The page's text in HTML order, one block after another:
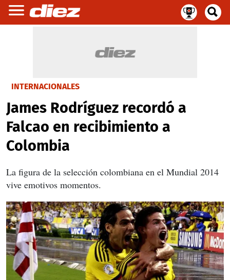
INTERNACIONALES
James Rodríguez recordó a
Falcao en recibimiento a
Colombia
La figura de la selección colombiana en el Mundial 2014
vive emotivos momentos.